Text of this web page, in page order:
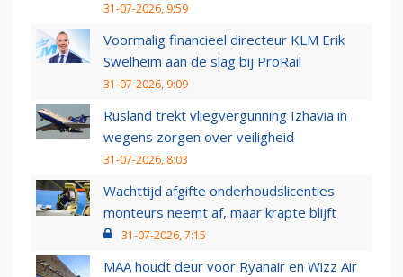
31-07-2026, 9:59
Voormalig financieel directeur KLM Erik
Swelheim aan de slag bij ProRail
31-07-2026, 9:09
Rusland trekt vliegvergunning Izhavia in
wegens zorgen over veiligheid
31-07-2026, 8:03
Wachttijd afgifte onderhoudslicenties
monteurs neemt af, maar krapte blijft
31-07-2026, 7:15
MAA houdt deur voor Ryanair en Wizz Air